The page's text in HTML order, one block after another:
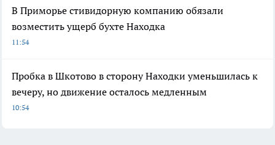
В Приморье стивидорную компанию обязали
возместить ущерб бухте Находка
11:54
Пробка в Шкотово в сторону Находки уменьшилась к
вечеру, но движение осталось медленным
10:54